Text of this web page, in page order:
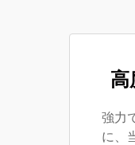
高
強力
に、